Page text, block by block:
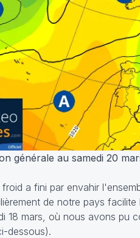
générale au samedi 20
froid a fini par envahir
de notre pays
18 mars, où nous avons pu
dessous).